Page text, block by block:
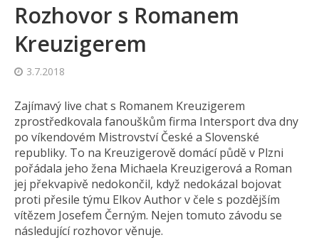
Rozhovor s Romanem
Kreuzigerem
3.7.2018
Zajímavý live chat s Romanem Kreuzigerem
zprostředkovala fanouškům firma Intersport dva dny
po víkendovém Mistrovství České a Slovenské
republiky. To na Kreuzigerově domácí půdě v Plzni
pořádala jeho žena Michaela Kreuzigerová a Roman
jej překvapivě nedokončil, když nedokázal bojovat
proti přesile týmu Elkov Author v čele s pozdějším
vítězem Josefem Černým. Nejen tomuto závodu se
následující rozhovor věnuje.